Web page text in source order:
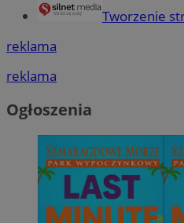
Tworzenie
reklama
reklama
Ogłoszenia